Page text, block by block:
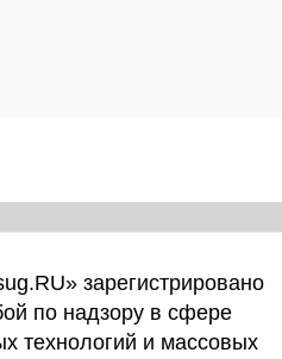
зарегистрировано
по надзору в сфере
технологий и массовых